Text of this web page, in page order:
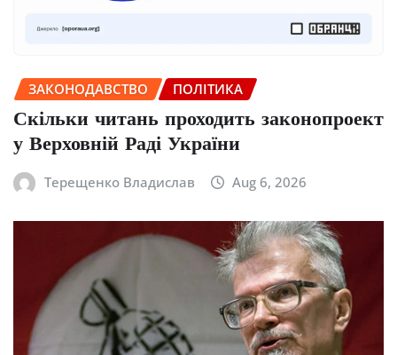
ЗАКОНОДАВСТВО ПОЛІТИКА
Скільки читань проходить законопроект
у Верховній Раді України
Терещенко Владислав Aug 6, 2026